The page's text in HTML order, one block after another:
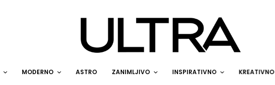
MODERNO ASTRO ZANIMLJIVO INSPIRATIVNO KREATIVNO